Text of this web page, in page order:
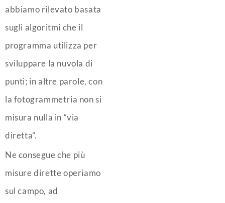
abbiamo rilevato basata
sugli algoritmi che il
programma utilizza per
sviluppare la nuvola di
punti; in altre parole, con
la fotogrammetria non si
misura nulla in “via
diretta”.
Ne consegue che più
misure dirette operiamo
sul campo, ad